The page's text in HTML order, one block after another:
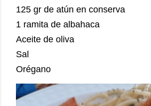
125 gr de atún en conserva
1 ramita de albahaca
Aceite de oliva
Sal
Orégano